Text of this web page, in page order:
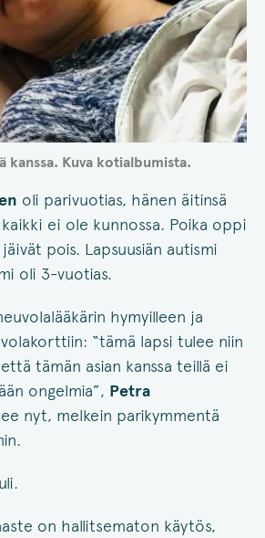
kanssa. Kuva kotialbumista.
oli parivuotias, hänen äitinsä
ei ole kunnossa. Poika oppi
pois. Lapsuusiän autismi
oli 3-vuotias.
hymyilleen ja
“tämä lapsi tulee niin
tämän asian kanssa teillä ei
ongelmia”, Petra
nyt, melkein parikymmentä
on hallitsematon käytös,